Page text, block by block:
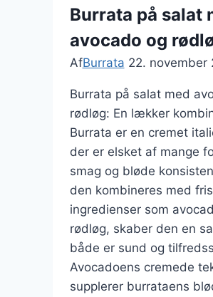
Burrata på salat
avocado og
AfBurrata 22. november
Burrata på salat med
rødløg: En lækker
Burrata er en cremet
der er elsket af mange
smag og bløde
den kombineres med
ingredienser som
rødløg, skaber den en
både er sund og
Avocadoens cremede
supplerer burrataens